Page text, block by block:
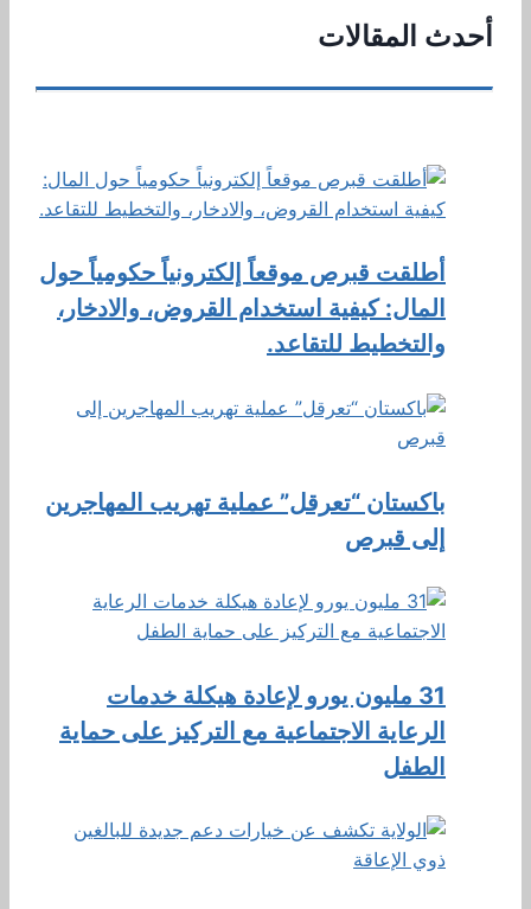
أحدث المقالات
أطلقت قبرص موقعاً إلكترونياً حكومياً حول
المال: كيفية استخدام القروض، والادخار،
والتخطيط للتقاعد.
باكستان “تعرقل” عملية تهريب المهاجرين
إلى قبرص
31 مليون يورو لإعادة هيكلة خدمات
الرعاية الاجتماعية مع التركيز على حماية
الطفل